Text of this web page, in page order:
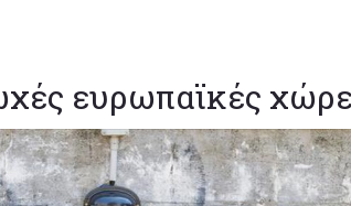
ευρωπαϊκές